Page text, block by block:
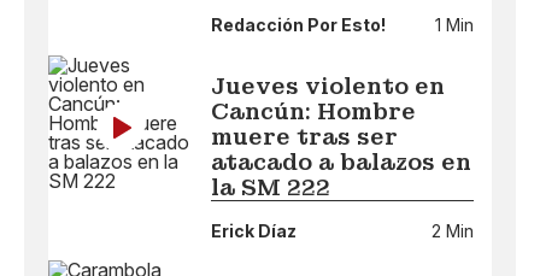
Redacción Por Esto! 1 Min
Jueves violento en
Cancún: Hombre
muere tras ser
atacado a balazos en
la SM 222
Erick Díaz 2 Min